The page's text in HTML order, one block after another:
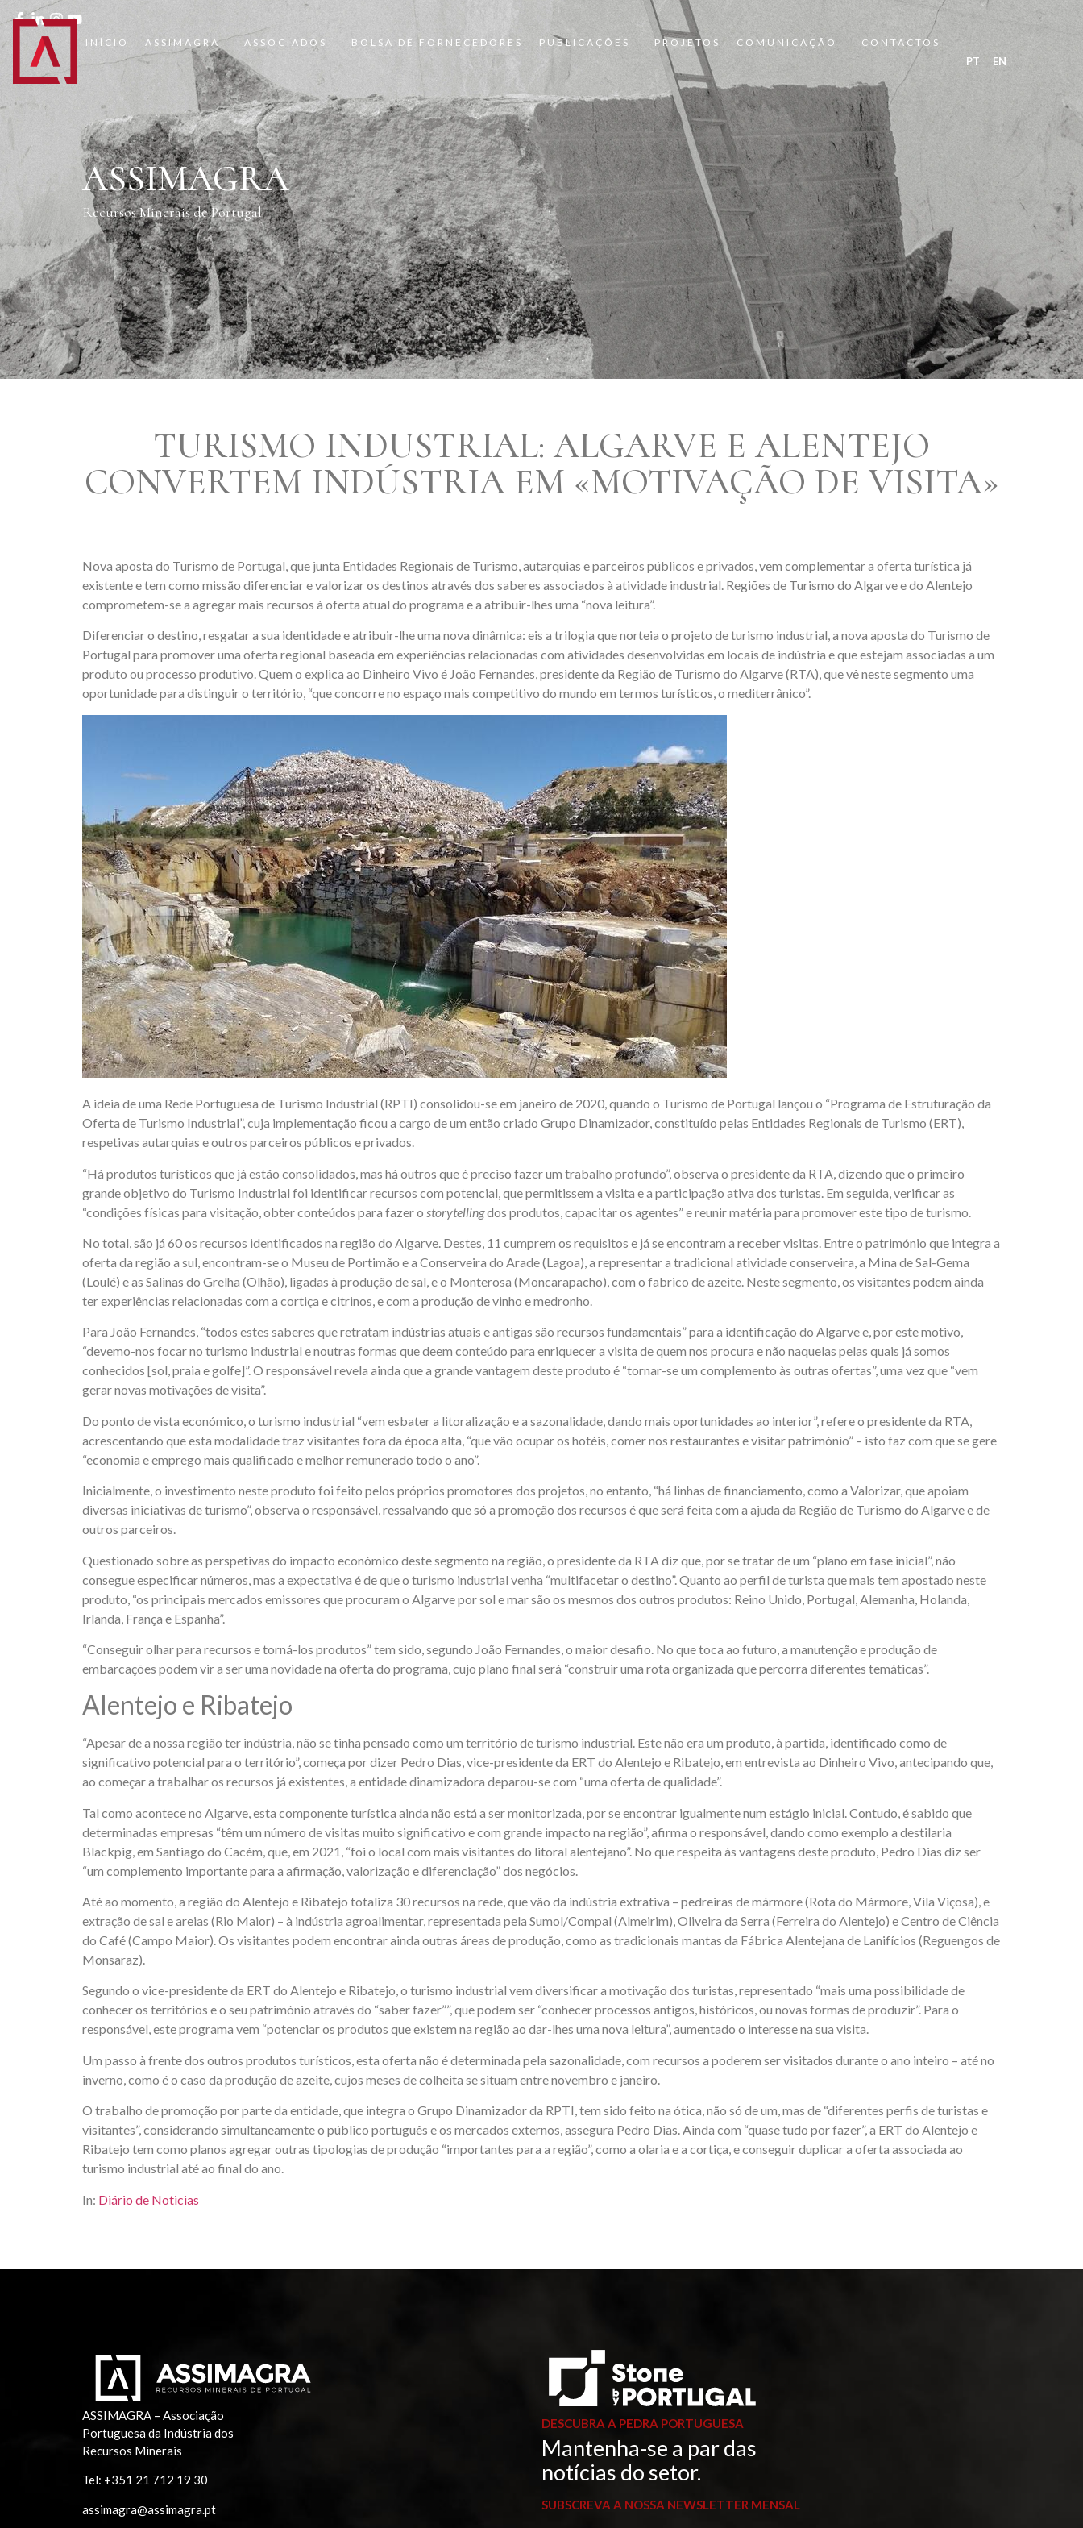
INÍCIO ASSIMAGRA ASSOCIADOS BOLSA DE FORNECEDORES PUBLICAÇÕES PROJETOS COMUNICAÇÃO CONTACTOS
PT EN
ASSIMAGRA
Recursos Minerais de Portugal
TURISMO INDUSTRIAL: ALGARVE E ALENTEJO
CONVERTEM INDÚSTRIA EM «MOTIVAÇÃO DE VISITA»
Nova aposta do Turismo de Portugal, que junta Entidades Regionais de Turismo, autarquias e parceiros públicos e privados, vem complementar a oferta turística já
existente e tem como missão diferenciar e valorizar os destinos através dos saberes associados à atividade industrial. Regiões de Turismo do Algarve e do Alentejo
comprometem-se a agregar mais recursos à oferta atual do programa e a atribuir-lhes uma “nova leitura”.
Diferenciar o destino, resgatar a sua identidade e atribuir-lhe uma nova dinâmica: eis a trilogia que norteia o projeto de turismo industrial, a nova aposta do Turismo de
Portugal para promover uma oferta regional baseada em experiências relacionadas com atividades desenvolvidas em locais de indústria e que estejam associadas a um
produto ou processo produtivo. Quem o explica ao Dinheiro Vivo é João Fernandes, presidente da Região de Turismo do Algarve (RTA), que vê neste segmento uma
oportunidade para distinguir o território, “que concorre no espaço mais competitivo do mundo em termos turísticos, o mediterrânico”.
A ideia de uma Rede Portuguesa de Turismo Industrial (RPTI) consolidou-se em janeiro de 2020, quando o Turismo de Portugal lançou o “Programa de Estruturação da
Oferta de Turismo Industrial”, cuja implementação ficou a cargo de um então criado Grupo Dinamizador, constituído pelas Entidades Regionais de Turismo (ERT),
respetivas autarquias e outros parceiros públicos e privados.
“Há produtos turísticos que já estão consolidados, mas há outros que é preciso fazer um trabalho profundo”, observa o presidente da RTA, dizendo que o primeiro
grande objetivo do Turismo Industrial foi identificar recursos com potencial, que permitissem a visita e a participação ativa dos turistas. Em seguida, verificar as
“condições físicas para visitação, obter conteúdos para fazer o storytellingdos produtos, capacitar os agentes” e reunir matéria para promover este tipo de turismo.
No total, são já 60 os recursos identificados na região do Algarve. Destes, 11 cumprem os requisitos e já se encontram a receber visitas. Entre o património que integra a
oferta da região a sul, encontram-se o Museu de Portimão e a Conserveira do Arade (Lagoa), a representar a tradicional atividade conserveira, a Mina de Sal-Gema
(Loulé) e as Salinas do Grelha (Olhão), ligadas à produção de sal, e o Monterosa (Moncarapacho), com o fabrico de azeite. Neste segmento, os visitantes podem ainda
ter experiências relacionadas com a cortiça e citrinos, e com a produção de vinho e medronho.
Para João Fernandes, “todos estes saberes que retratam indústrias atuais e antigas são recursos fundamentais” para a identificação do Algarve e, por este motivo,
“devemo-nos focar no turismo industrial e noutras formas que deem conteúdo para enriquecer a visita de quem nos procura e não naquelas pelas quais já somos
conhecidos [sol, praia e golfe]”. O responsável revela ainda que a grande vantagem deste produto é “tornar-se um complemento às outras ofertas”, uma vez que “vem
gerar novas motivações de visita”.
Do ponto de vista económico, o turismo industrial “vem esbater a litoralização e a sazonalidade, dando mais oportunidades ao interior”, refere o presidente da RTA,
acrescentando que esta modalidade traz visitantes fora da época alta, “que vão ocupar os hotéis, comer nos restaurantes e visitar património” – isto faz com que se gere
“economia e emprego mais qualificado e melhor remunerado todo o ano”.
Inicialmente, o investimento neste produto foi feito pelos próprios promotores dos projetos, no entanto, “há linhas de financiamento, como a Valorizar, que apoiam
diversas iniciativas de turismo”, observa o responsável, ressalvando que só a promoção dos recursos é que será feita com a ajuda da Região de Turismo do Algarve e de
outros parceiros.
Questionado sobre as perspetivas do impacto económico deste segmento na região, o presidente da RTA diz que, por se tratar de um “plano em fase inicial”, não
consegue especificar números, mas a expectativa é de que o turismo industrial venha “multifacetar o destino”. Quanto ao perfil de turista que mais tem apostado neste
produto, “os principais mercados emissores que procuram o Algarve por sol e mar são os mesmos dos outros produtos: Reino Unido, Portugal, Alemanha, Holanda,
Irlanda, França e Espanha”.
“Conseguir olhar para recursos e torná-los produtos” tem sido, segundo João Fernandes, o maior desafio. No que toca ao futuro, a manutenção e produção de
embarcações podem vir a ser uma novidade na oferta do programa, cujo plano final será “construir uma rota organizada que percorra diferentes temáticas”.
Alentejo e Ribatejo
“Apesar de a nossa região ter indústria, não se tinha pensado como um território de turismo industrial. Este não era um produto, à partida, identificado como de
significativo potencial para o território”, começa por dizer Pedro Dias, vice-presidente da ERT do Alentejo e Ribatejo, em entrevista ao Dinheiro Vivo, antecipando que,
ao começar a trabalhar os recursos já existentes, a entidade dinamizadora deparou-se com “uma oferta de qualidade”.
Tal como acontece no Algarve, esta componente turística ainda não está a ser monitorizada, por se encontrar igualmente num estágio inicial. Contudo, é sabido que
determinadas empresas “têm um número de visitas muito significativo e com grande impacto na região”, afirma o responsável, dando como exemplo a destilaria
Blackpig, em Santiago do Cacém, que, em 2021, “foi o local com mais visitantes do litoral alentejano”. No que respeita às vantagens deste produto, Pedro Dias diz ser
“um complemento importante para a afirmação, valorização e diferenciação” dos negócios.
Até ao momento, a região do Alentejo e Ribatejo totaliza 30 recursos na rede, que vão da indústria extrativa – pedreiras de mármore (Rota do Mármore, Vila Viçosa), e
extração de sal e areias (Rio Maior) – à indústria agroalimentar, representada pela Sumol/Compal (Almeirim), Oliveira da Serra (Ferreira do Alentejo) e Centro de Ciência
do Café (Campo Maior). Os visitantes podem encontrar ainda outras áreas de produção, como as tradicionais mantas da Fábrica Alentejana de Lanifícios (Reguengos de
Monsaraz).
Segundo o vice-presidente da ERT do Alentejo e Ribatejo, o turismo industrial vem diversificar a motivação dos turistas, representado “mais uma possibilidade de
conhecer os territórios e o seu património através do “saber fazer””, que podem ser “conhecer processos antigos, históricos, ou novas formas de produzir”. Para o
responsável, este programa vem “potenciar os produtos que existem na região ao dar-lhes uma nova leitura”, aumentado o interesse na sua visita.
Um passo à frente dos outros produtos turísticos, esta oferta não é determinada pela sazonalidade, com recursos a poderem ser visitados durante o ano inteiro – até no
inverno, como é o caso da produção de azeite, cujos meses de colheita se situam entre novembro e janeiro.
O trabalho de promoção por parte da entidade, que integra o Grupo Dinamizador da RPTI, tem sido feito na ótica, não só de um, mas de “diferentes perfis de turistas e
visitantes”, considerando simultaneamente o público português e os mercados externos, assegura Pedro Dias. Ainda com “quase tudo por fazer”, a ERT do Alentejo e
Ribatejo tem como planos agregar outras tipologias de produção “importantes para a região”, como a olaria e a cortiça, e conseguir duplicar a oferta associada ao
turismo industrial até ao final do ano.
In: Diário de Noticias
ASSIMAGRA – Associação
Portuguesa da Indústria dos
Recursos Minerais
Tel: +351 21 712 19 30
assimagra@assimagra.pt
DESCUBRA A PEDRA PORTUGUESA
Mantenha-se a par das
notícias do setor.
SUBSCREVA A NOSSA NEWSLETTER MENSAL